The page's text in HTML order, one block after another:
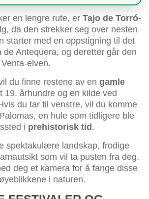
en lengre rute, er Tajo de Torró-
da den strekker seg over nesten
starter med en oppstigning til det
de Antequera, og deretter går den
elven.
du finne restene av en gamle
19. århundre og en kilde ved
du tar til venstre, vil du komme
en hule som tidligere ble
i prehistorisk tid.
spektakulære landskap, frodige
som vil ta pusten fra deg.
deg et kamera for å fange disse
i naturen.